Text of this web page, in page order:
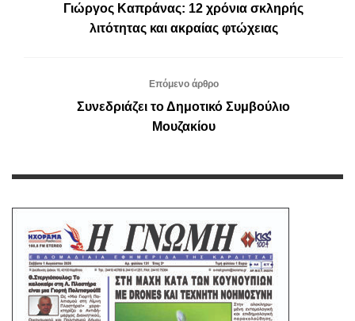
Γιώργος Καπράνας: 12 χρόνια σκληρής
λιτότητας και ακραίας φτώχειας
Επόμενο άρθρο
Συνεδριάζει το Δημοτικό Συμβούλιο
Μουζακίου